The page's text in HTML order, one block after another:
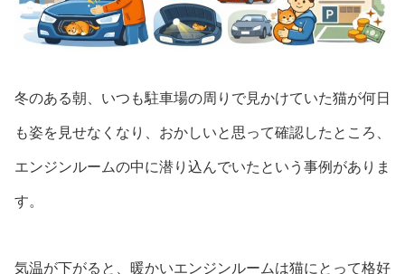
冬のある朝、いつも駐車場の周りで見かけていた猫が何日
も姿を見せなくなり、おかしいと思って確認したところ、
エンジンルームの中に潜り込んでいたという事例がありま
す。
気温が下がると、暖かいエンジンルームは猫にとって格好